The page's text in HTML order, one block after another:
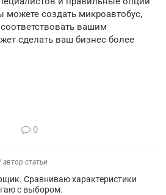
можете создать микроавтобус,
вашим
сделать ваш бизнес более
0
автор статьи
Сравниваю характеристики
с выбором.